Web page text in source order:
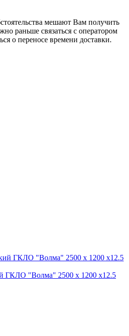
мешают Вам получить
раньше связаться с оператором
о переносе времени доставки.
ГКЛО "Волма" 2500 x 1200 x12.5